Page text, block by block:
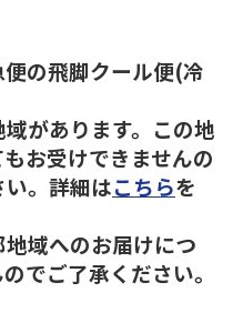
の飛脚クール便(冷
があります。この地
お受けできませんの
。詳細はこちらを
域へのお届けにつ
でご了承ください。